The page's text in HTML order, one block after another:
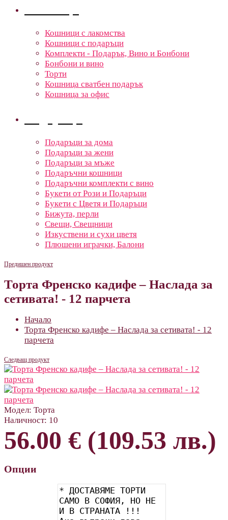
Кошници с лакомства
Кошници с подаръци
Комплекти - Подарък, Вино и Бонбони
Бонбони и вино
Торти
Кошница сватбен подарък
Кошница за офис
Подаръци за дома
Подаръци за жени
Подаръци за мъже
Подаръчни кошници
Подаръчни комплекти с вино
Букети от Рози и Подаръци
Букети с Цветя и Подаръци
Бижута, перли
Свещи, Свещници
Изкуствени и сухи цветя
Плюшени играчки, Балони
Предишен продукт
Торта Френско кадифе – Наслада за
сетивата! - 12 парчета
Начало
Торта Френско кадифе – Наслада за сетивата! - 12
парчета
Следващ продукт
Модел: Торта
Наличност: 10
56.00 € (109.53 лв.)
Опции